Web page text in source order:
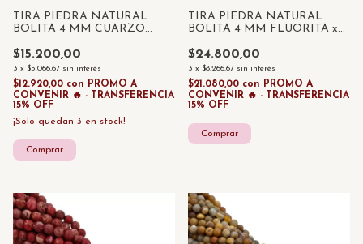
TIRA PIEDRA NATURAL
BOLITA 4 MM CUARZO
$15.200,00
3 x $5.066,67 sin interés
$12.920,00 con PROMO A
CONVENIR 🔥 - TRANSFERENCIA
15% OFF
¡Solo quedan 3 en stock!
TIRA PIEDRA NATURAL
BOLITA 4 MM FLUORITA x
$24.800,00
3 x $8.266,67 sin interés
$21.080,00 con PROMO A
CONVENIR 🔥 - TRANSFERENCIA
15% OFF